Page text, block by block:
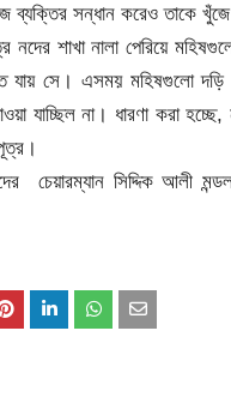
ব্যক্তির সন্ধান করেও তাকে খুঁজে
শাখা নালা পেরিয়ে
যায় সে। এসময় মহিষগুলো দড়ি
না। ধারণা করা
চেয়ারম্যান সিদ্দিক আলী